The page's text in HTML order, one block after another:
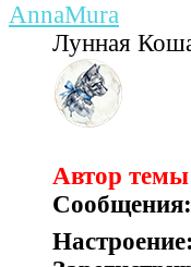
AnnaMura
Лунная
Автор темы
Сообщения:
Настроение: